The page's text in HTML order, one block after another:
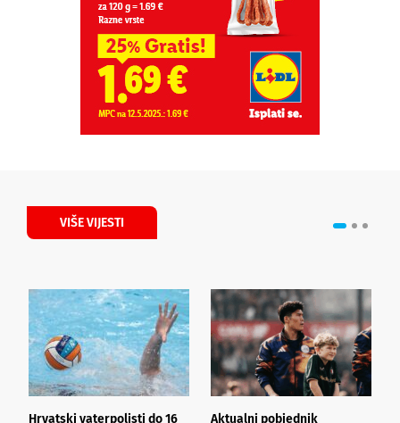
VIŠE VIJESTI
Hrvatski vaterpolisti do 16
Aktualni pobjednik